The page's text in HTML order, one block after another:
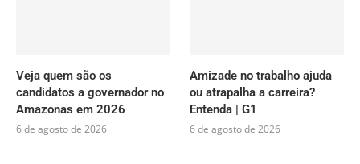
Veja quem são os
candidatos a governador no
Amazonas em 2026
6 de agosto de 2026
Amizade no trabalho ajuda
ou atrapalha a carreira?
Entenda | G1
6 de agosto de 2026